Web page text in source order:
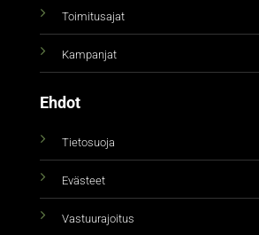
Toimitusajat
Kampanjat
Ehdot
Tietosuoja
Evästeet
Vastuurajoitus